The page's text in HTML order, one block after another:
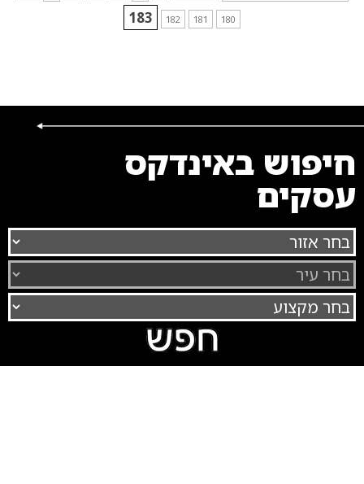
180
181
182
183
חיפוש באינדקס
עסקים